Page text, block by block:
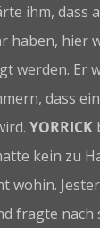
ihm, dass
haben, hier
werden. Er
dass
YORRICK
kein zu
wohin.
fragte nach